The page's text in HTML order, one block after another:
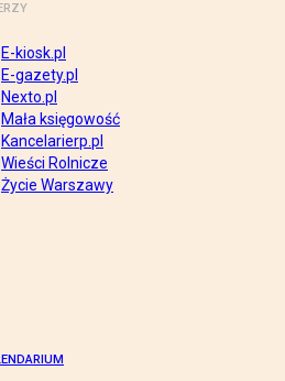
E-kiosk.pl
E-gazety.pl
Nexto.pl
Mała księgowość
Kancelarierp.pl
Wieści Rolnicze
Życie Warszawy